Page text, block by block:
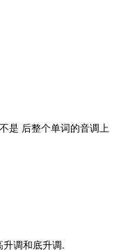
后整个单词的音调上
调和底升调.